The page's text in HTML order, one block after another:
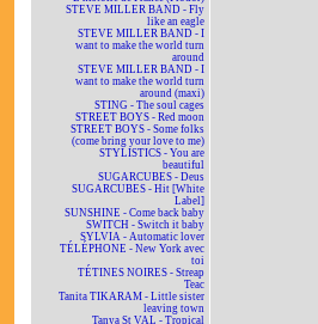
STEVE MILLER BAND - Fly
like an eagle
STEVE MILLER BAND - I
want to make the world turn
around
STEVE MILLER BAND - I
want to make the world turn
around (maxi)
STING - The soul cages
STREET BOYS - Red moon
STREET BOYS - Some folks
(come bring your love to me)
STYLISTICS - You are
beautiful
SUGARCUBES - Deus
SUGARCUBES - Hit [White
Label]
SUNSHINE - Come back baby
SWITCH - Switch it baby
SYLVIA - Automatic lover
TÉLÉPHONE - New York avec
toi
TÉTINES NOIRES - Streap
Teac
Tanita TIKARAM - Little sister
leaving town
Tanya St VAL - Tropical